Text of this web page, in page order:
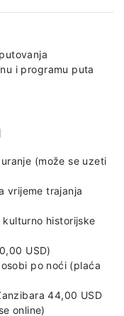
i programu puta
(može se uzeti
vrijeme trajanja
historijske
USD)
po noći (plaća
44,00 USD
online)